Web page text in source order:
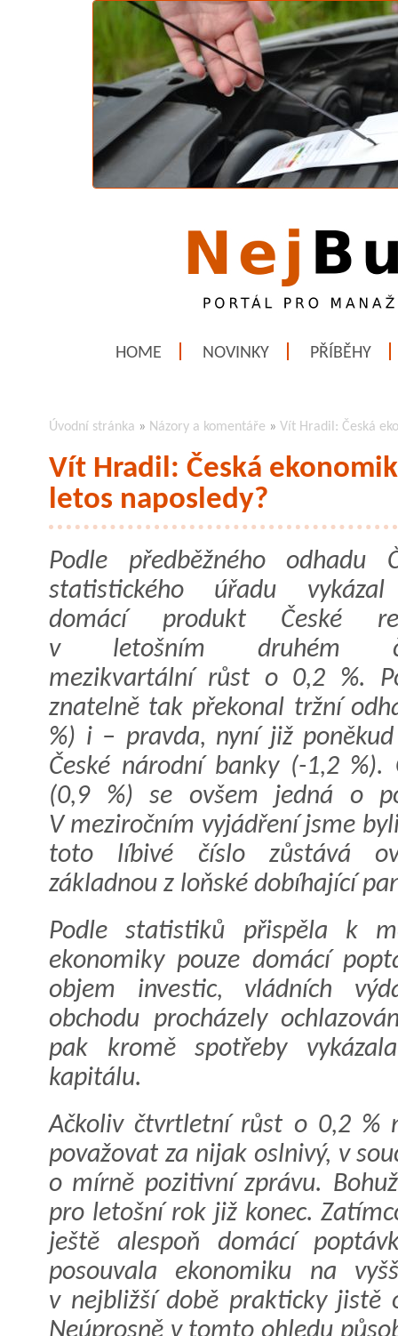
HOME NOVINKY PŘÍBĚHY
Úvodní stránka » Názory a komentáře » Vít Hradil: Česká
Vít Hradil: Česká
letos naposledy?
Podle předběžného odhadu
statistického úřadu
domácí produkt České
v letošním druhém
mezikvartální růst o 0,2 %.
znatelně tak překonal tržní
%) i – pravda, nyní již
České národní banky (-1,2
(0,9 %) se ovšem jedná o
V meziročním vyjádření jsme
toto líbivé číslo zůstává
základnou z loňské dobíhající
Podle statistiků přispěla k
ekonomiky pouze domácí
objem investic, vládních
obchodu procházely
pak kromě spotřeby
kapitálu.
Ačkoliv čtvrtletní růst o 0,2 %
považovat za nijak oslnivý, v
o mírně pozitivní zprávu.
pro letošní rok již konec.
ještě alespoň domácí
posouvala ekonomiku na
v nejbližší době prakticky jistě
Neúprosně v tomto ohledu